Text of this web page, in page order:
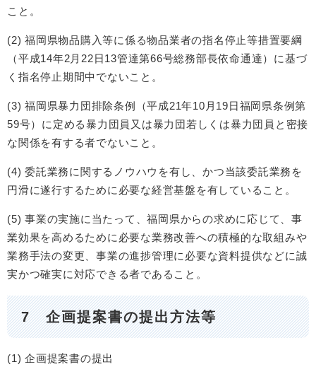
こと。
(2) 福岡県物品購入等に係る物品業者の指名停止等措置要綱
（平成14年2月22日13管達第66号総務部長依命通達）に基づ
く指名停止期間中でないこと。
(3) 福岡県暴力団排除条例（平成21年10月19日福岡県条例第
59号）に定める暴力団員又は暴力団若しくは暴力団員と密接
な関係を有する者でないこと。
(4) 委託業務に関するノウハウを有し、かつ当該委託業務を
円滑に遂行するために必要な経営基盤を有していること。
(5) 事業の実施に当たって、福岡県からの求めに応じて、事
業効果を高めるために必要な業務改善への積極的な取組みや
業務手法の変更、事業の進捗管理に必要な資料提供などに誠
実かつ確実に対応できる者であること。
7 企画提案書の提出方法等
(1) 企画提案書の提出